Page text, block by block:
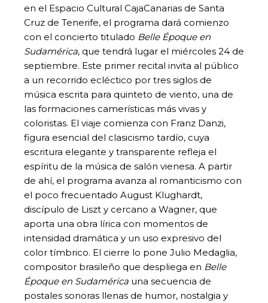
en el Espacio Cultural CajaCanarias de Santa
Cruz de Tenerife, el programa dará comienzo
con el concierto titulado Belle Époque en
Sudamérica, que tendrá lugar el miércoles 24 de
septiembre. Este primer recital invita al público
a un recorrido ecléctico por tres siglos de
música escrita para quinteto de viento, una de
las formaciones camerísticas más vivas y
coloristas. El viaje comienza con Franz Danzi,
figura esencial del clasicismo tardío, cuya
escritura elegante y transparente refleja el
espíritu de la música de salón vienesa. A partir
de ahí, el programa avanza al romanticismo con
el poco frecuentado August Klughardt,
discípulo de Liszt y cercano a Wagner, que
aporta una obra lírica con momentos de
intensidad dramática y un uso expresivo del
color tímbrico. El cierre lo pone Julio Medaglia,
compositor brasileño que despliega en Belle
Époque en Sudamérica una secuencia de
postales sonoras llenas de humor, nostalgia y